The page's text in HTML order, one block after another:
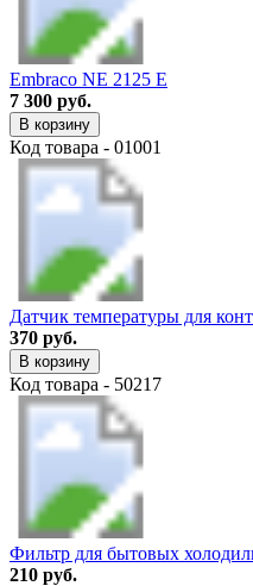
Embraco NE 2125 E
7 300 руб.
В корзину
Код товара - 01001
Датчик температуры для
370 руб.
В корзину
Код товара - 50217
Фильтр для бытовых
210 руб.